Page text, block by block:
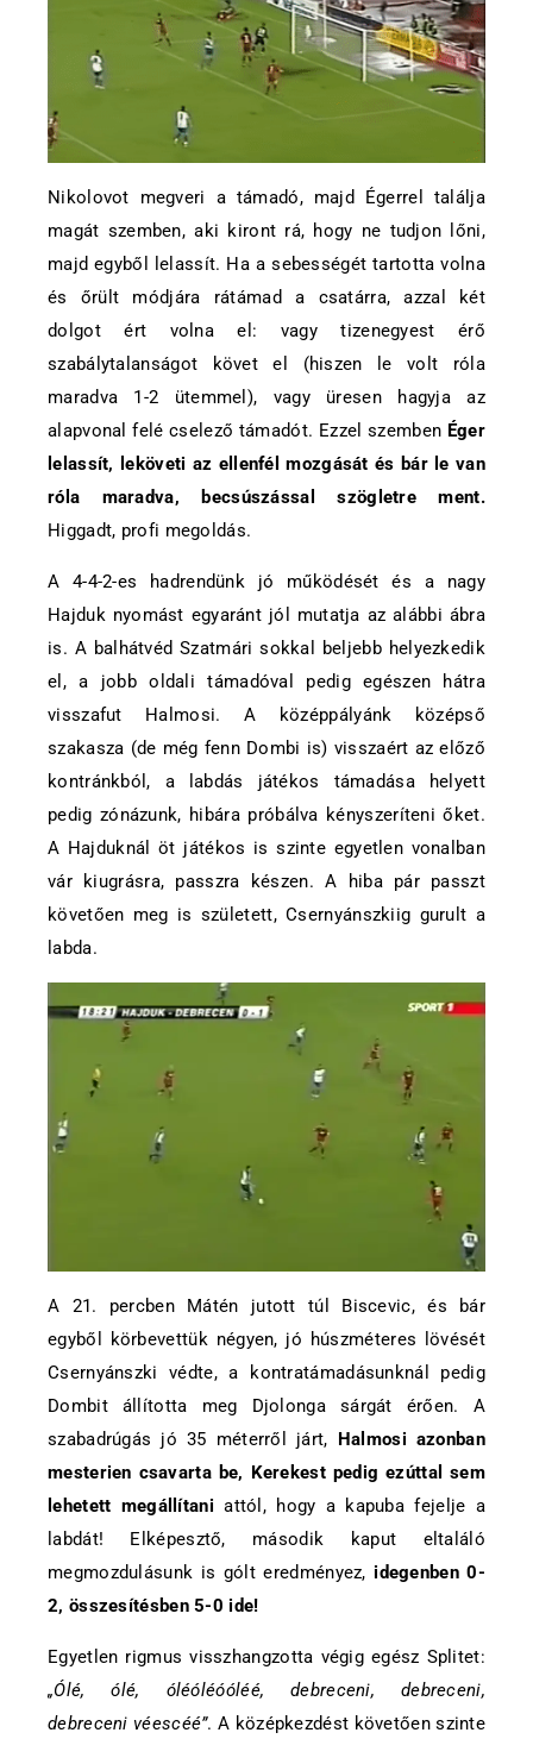
Nikolovot megveri a támadó, majd Égerrel találja
magát szemben, aki kiront rá, hogy ne tudjon lőni,
majd egyből lelassít. Ha a sebességét tartotta volna
és őrült módjára rátámad a csatárra, azzal két
dolgot ért volna el: vagy tizenegyest érő
szabálytalanságot követ el (hiszen le volt róla
maradva 1-2 ütemmel), vagy üresen hagyja az
alapvonal felé cselező támadót. Ezzel szemben Éger
lelassít, leköveti az ellenfél mozgását és bár le van
róla maradva, becsúszással szögletre ment.
Higgadt, profi megoldás.
A 4-4-2-es hadrendünk jó működését és a nagy
Hajduk nyomást egyaránt jól mutatja az alábbi ábra
is. A balhátvéd Szatmári sokkal beljebb helyezkedik
el, a jobb oldali támadóval pedig egészen hátra
visszafut Halmosi. A középpályánk középső
szakasza (de még fenn Dombi is) visszaért az előző
kontránkból, a labdás játékos támadása helyett
pedig zónázunk, hibára próbálva kényszeríteni őket.
A Hajduknál öt játékos is szinte egyetlen vonalban
vár kiugrásra, passzra készen. A hiba pár passzt
követően meg is született, Csernyánszkiig gurult a
labda.
A 21. percben Mátén jutott túl Biscevic, és bár
egyből körbevettük négyen, jó húszméteres lövését
Csernyánszki védte, a kontratámadásunknál pedig
Dombit állította meg Djolonga sárgát érően. A
szabadrúgás jó 35 méterről járt, Halmosi azonban
mesterien csavarta be, Kerekest pedig ezúttal sem
lehetett megállítani attól, hogy a kapuba fejelje a
labdát! Elképesztő, második kaput eltaláló
megmozdulásunk is gólt eredményez, idegenben 0-
2, összesítésben 5-0 ide!
Egyetlen rigmus visszhangzotta végig egész Splitet:
„Ólé, ólé, óléóléóóléé, debreceni, debreceni,
debreceni véescéé”. A középkezdést követően szinte